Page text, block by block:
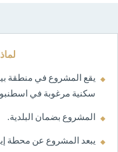
يقع المشروع في منطقة
سكنية مرغوبة في
المشروع بضمان البلدية.